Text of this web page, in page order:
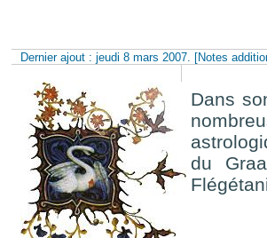
Dernier ajout : jeudi 8 mars 2007. [Notes
Dans
du